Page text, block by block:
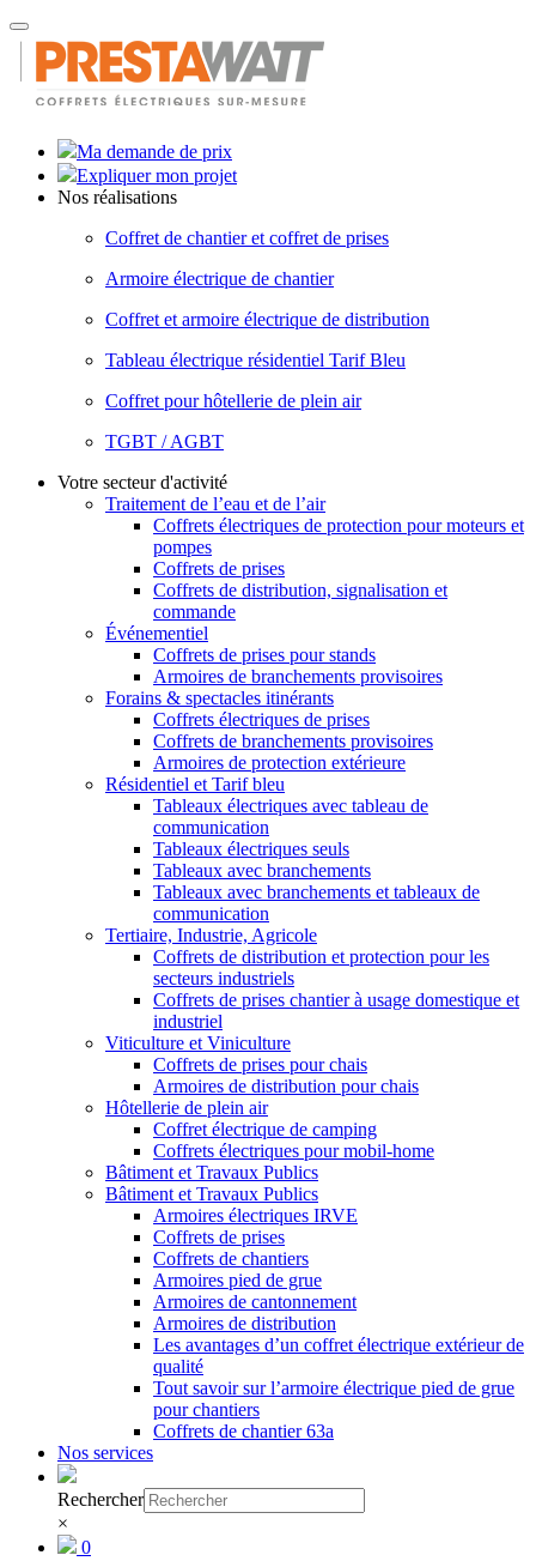
Toggle
navigation
Ma demande de prix
Expliquer mon projet
Nos réalisations
Coffret de chantier et coffret de prises
Armoire électrique de chantier
Coffret et armoire électrique de distribution
Tableau électrique résidentiel Tarif Bleu
Coffret pour hôtellerie de plein air
TGBT / AGBT
Votre secteur d'activité
Traitement de l’eau et de l’air
Coffrets électriques de protection pour moteurs et
pompes
Coffrets de prises
Coffrets de distribution, signalisation et
commande
Événementiel
Coffrets de prises pour stands
Armoires de branchements provisoires
Forains & spectacles itinérants
Coffrets électriques de prises
Coffrets de branchements provisoires
Armoires de protection extérieure
Résidentiel et Tarif bleu
Tableaux électriques avec tableau de
communication
Tableaux électriques seuls
Tableaux avec branchements
Tableaux avec branchements et tableaux de
communication
Tertiaire, Industrie, Agricole
Coffrets de distribution et protection pour les
secteurs industriels
Coffrets de prises chantier à usage domestique et
industriel
Viticulture et Viniculture
Coffrets de prises pour chais
Armoires de distribution pour chais
Hôtellerie de plein air
Coffret électrique de camping
Coffrets électriques pour mobil-home
Bâtiment et Travaux Publics
Bâtiment et Travaux Publics
Armoires électriques IRVE
Coffrets de prises
Coffrets de chantiers
Armoires pied de grue
Armoires de cantonnement
Armoires de distribution
Les avantages d’un coffret électrique extérieur de
qualité
Tout savoir sur l’armoire électrique pied de grue
pour chantiers
Coffrets de chantier 63a
Nos services
Rechercher
×
0